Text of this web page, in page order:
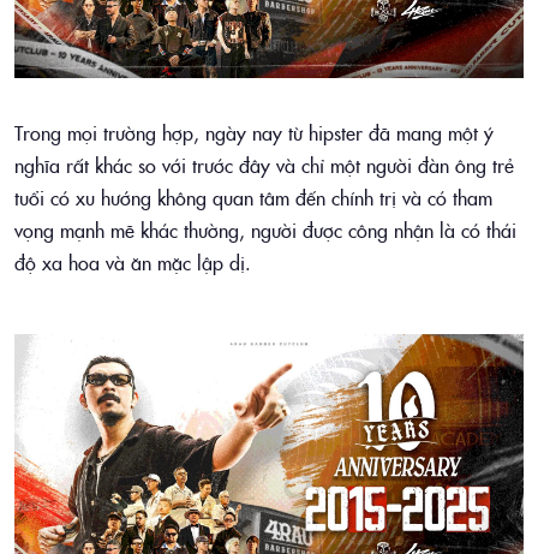
Trong mọi trường hợp, ngày nay từ hipster đã mang một ý
nghĩa rất khác so với trước đây và chỉ một người đàn ông trẻ
tuổi có xu hướng không quan tâm đến chính trị và có tham
vọng mạnh mẽ khác thường, người được công nhận là có thái
độ xa hoa và ăn mặc lập dị.